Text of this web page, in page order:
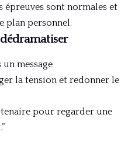
épreuves sont normales et
plan personnel.
message
la tension et redonner le
pour regarder une